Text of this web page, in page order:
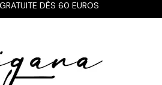
DÈS 60 EUROS